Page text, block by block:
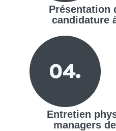
Présentation
candidature
Entretien
managers